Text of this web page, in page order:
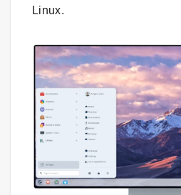
Linux.